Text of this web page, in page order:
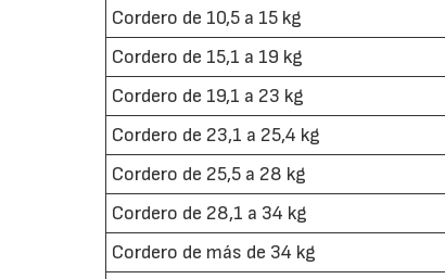
Cordero de 10,5 a 15 kg
Cordero de 15,1 a 19 kg
Cordero de 19,1 a 23 kg
Cordero de 23,1 a 25,4 kg
Cordero de 25,5 a 28 kg
Cordero de 28,1 a 34 kg
Cordero de más de 34 kg